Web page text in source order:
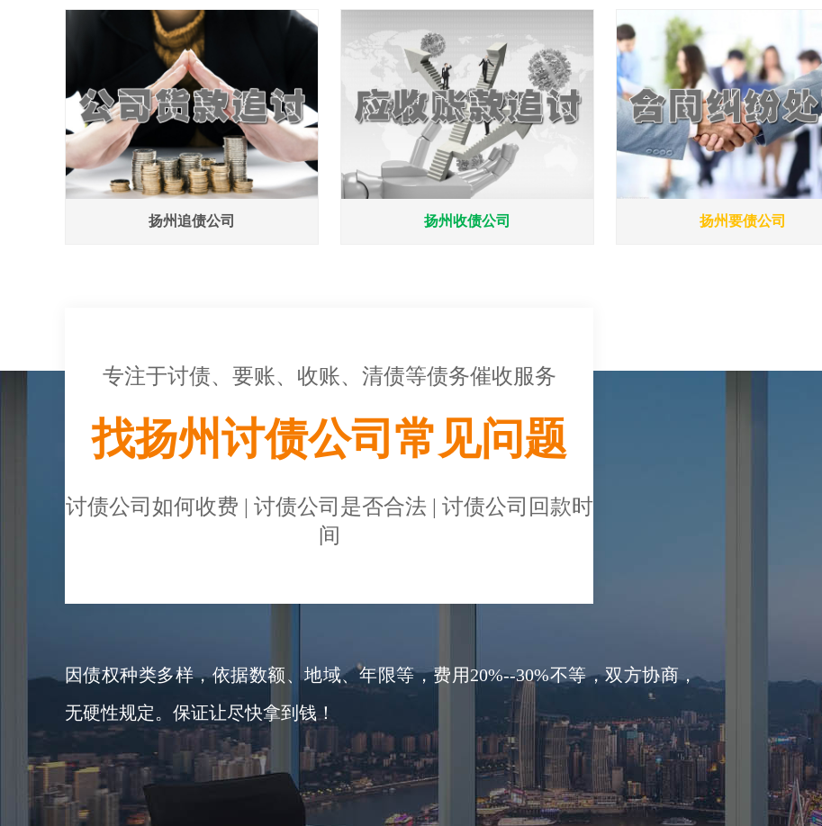
扬州追债公司 扬州收债公司 扬州要债公司
专注于讨债、要账、收账、清债等债务催收服务
找扬州讨债公司常见问题
讨债公司如何收费 | 讨债公司是否合法 | 讨债公司回款时
间
因债权种类多样，依据数额、地域、年限等，费用20%--30%不等，双方协商，
无硬性规定。保证让尽快拿到钱！